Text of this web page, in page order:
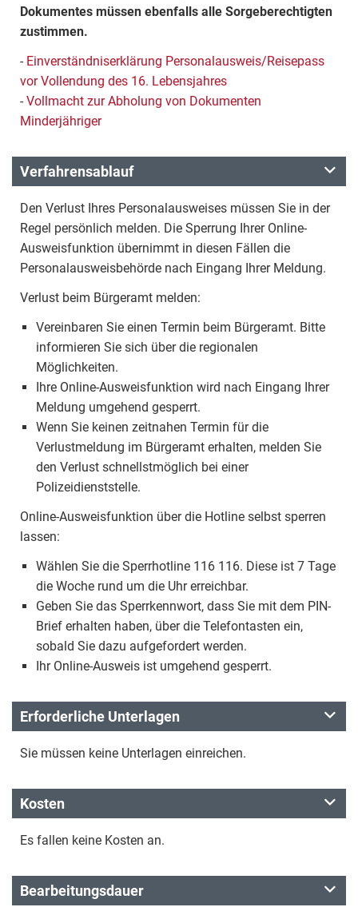
Dokumentes müssen ebenfalls alle Sorgeberechtigten
zustimmen.
- Einverständniserklärung Personalausweis/Reisepass
vor Vollendung des 16. Lebensjahres
- Vollmacht zur Abholung von Dokumenten
Minderjähriger
Verfahrensablauf
Den Verlust Ihres Personalausweises müssen Sie in der
Regel persönlich melden. Die Sperrung Ihrer Online-
Ausweisfunktion übernimmt in diesen Fällen die
Personalausweisbehörde nach Eingang Ihrer Meldung.
Verlust beim Bürgeramt melden:
Vereinbaren Sie einen Termin beim Bürgeramt. Bitte
informieren Sie sich über die regionalen
Möglichkeiten.
Ihre Online-Ausweisfunktion wird nach Eingang Ihrer
Meldung umgehend gesperrt.
Wenn Sie keinen zeitnahen Termin für die
Verlustmeldung im Bürgeramt erhalten, melden Sie
den Verlust schnellstmöglich bei einer
Polizeidienststelle.
Online-Ausweisfunktion über die Hotline selbst sperren
lassen:
Wählen Sie die Sperrhotline 116 116. Diese ist 7 Tage
die Woche rund um die Uhr erreichbar.
Geben Sie das Sperrkennwort, dass Sie mit dem PIN-
Brief erhalten haben, über die Telefontasten ein,
sobald Sie dazu aufgefordert werden.
Ihr Online-Ausweis ist umgehend gesperrt.
Erforderliche Unterlagen
Sie müssen keine Unterlagen einreichen.
Kosten
Es fallen keine Kosten an.
Bearbeitungsdauer